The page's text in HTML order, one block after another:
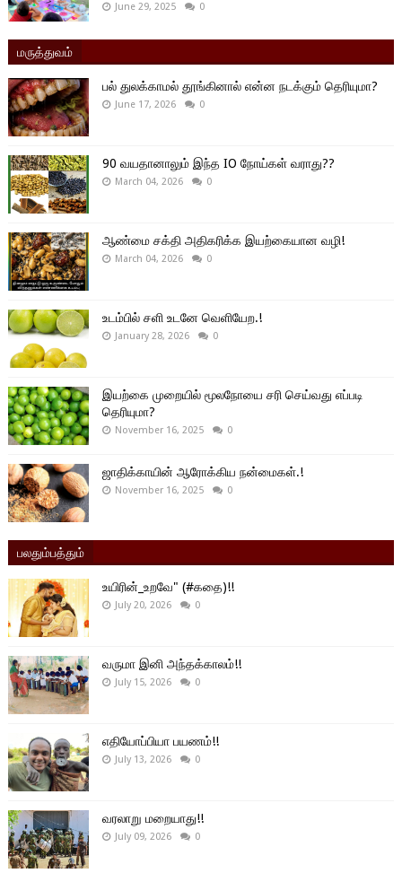
June 29, 2025 0
மருத்துவம்
பல் துலக்காமல் தூங்கினால் என்ன நடக்கும் தெரியுமா?
June 17, 2026 0
90 வயதானாலும் இந்த IO நோய்கள் வராது??
March 04, 2026 0
ஆண்மை சக்தி அதிகரிக்க இயற்கையான வழி!
March 04, 2026 0
உடம்பில் சளி உடனே வெளியேற.!
January 28, 2026 0
இயற்கை முறையில் மூலநோயை சரி செய்வது எப்படி
தெரியுமா?
November 16, 2025 0
ஜாதிக்காயின் ஆரோக்கிய நன்மைகள்.!
November 16, 2025 0
பலதும்பத்தும்
உயிரின்_உறவே" (#கதை)!!
July 20, 2026 0
வருமா இனி அந்தக்காலம்!!
July 15, 2026 0
எதியோப்பியா பயணம்!!
July 13, 2026 0
வரலாறு மறையாது!!
July 09, 2026 0